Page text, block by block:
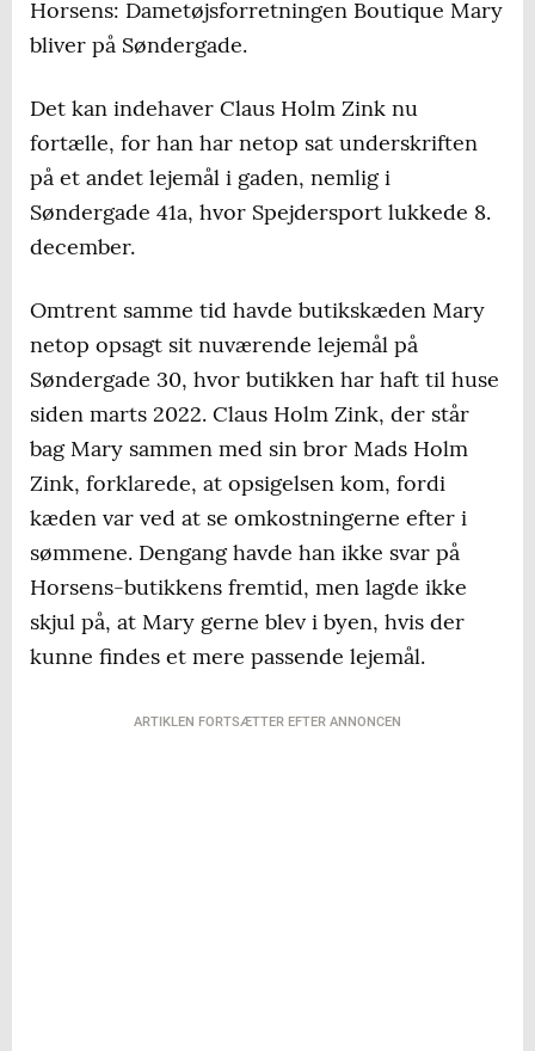
Horsens: Dametøjsforretningen Boutique Mary
bliver på Søndergade.
Det kan indehaver Claus Holm Zink nu
fortælle, for han har netop sat underskriften
på et andet lejemål i gaden, nemlig i
Søndergade 41a, hvor Spejdersport lukkede 8.
december.
Omtrent samme tid havde butikskæden Mary
netop opsagt sit nuværende lejemål på
Søndergade 30, hvor butikken har haft til huse
siden marts 2022. Claus Holm Zink, der står
bag Mary sammen med sin bror Mads Holm
Zink, forklarede, at opsigelsen kom, fordi
kæden var ved at se omkostningerne efter i
sømmene. Dengang havde han ikke svar på
Horsens-butikkens fremtid, men lagde ikke
skjul på, at Mary gerne blev i byen, hvis der
kunne findes et mere passende lejemål.
ARTIKLEN FORTSÆTTER EFTER ANNONCEN